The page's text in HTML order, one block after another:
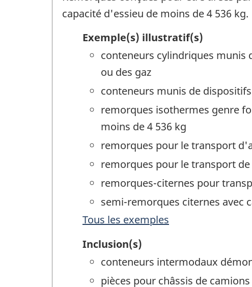
capacité d'essieu de moins de 4 536 kg.
Exemple(s) illustratif(s)
conteneurs cylindriques
ou des gaz
conteneurs munis de
remorques isothermes genre
moins de 4 536 kg
remorques pour le transport
remorques pour le transport
remorques-citernes pour
semi-remorques citernes avec
Tous les exemples
Inclusion(s)
conteneurs intermodaux
pièces pour châssis de